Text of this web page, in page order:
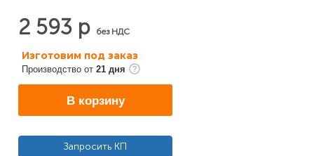
2 593 р без НДС
Изготовим под заказ
Производство от 21 дня
В корзину
Запросить КП